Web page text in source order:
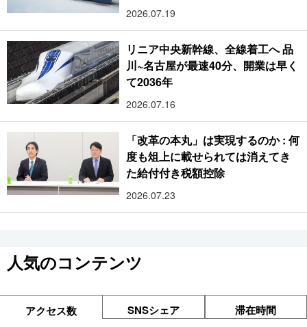
2026.07.19
リニア中央新幹線、全線着工へ 品
川~名古屋が最速40分、開業は早く
て2036年
2026.07.16
「改革の本丸」は実現するのか : 何
度も俎上に載せられては消えてき
た給付付き税額控除
2026.07.23
人気のコンテンツ
アクセス数 SNSシェア 滞在時間